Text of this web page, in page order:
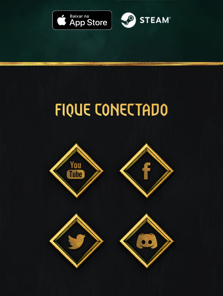
FIQUE CONECTADO